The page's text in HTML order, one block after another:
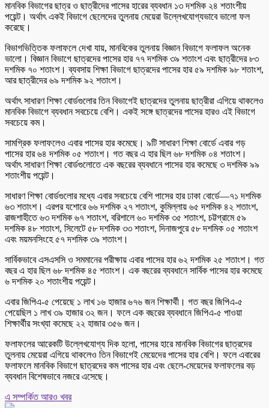
মানবিক বিভাগের ছাত্র ও ছাত্রীদের পাসের হারের ব্যবধান ১৩ দশমিক ২৪ শতাংশীয়
পয়েন্ট। অর্থাৎ একই বিভাগে ছেলেদের তুলনায় মেয়েরা উল্লেখযোগ্যভাবে ভালো ফল
করেছে।
বিভাগভিত্তিক ফলাফলে দেখা যায়, মানবিকের তুলনায় বিজ্ঞান বিভাগে ফলাফল অনেক
ভালো। বিজ্ঞান বিভাগে ছাত্রদের পাসের হার ৭৭ দশমিক ৩৯ শতাংশ এবং ছাত্রীদের ৮৩
দশমিক ৭০ শতাংশ। ব্যবসায় শিক্ষা বিভাগে ছাত্রদের পাসের হার ৫৯ দশমিক ৯৮ শতাংশ,
আর ছাত্রীদের ৬৯ দশমিক ৯২ শতাংশ।
অর্থাৎ সাধারণ শিক্ষা বোর্ডগুলোর তিন বিভাগেই ছাত্রদের তুলনায় ছাত্রীরা এগিয়ে থাকলেও
মানবিক বিভাগে ব্যবধান সবচেয়ে বেশি। একই সঙ্গে ছাত্রদের পাসের হারও এই বিভাগে
সবচেয়ে কম।
সামগ্রিক ফলাফলেও এবার পাসের হার কমেছে। ৯টি সাধারণ শিক্ষা বোর্ডে এবার গড়
পাসের হার ৬৪ দশমিক ০৫ শতাংশ। গত বছর এ হার ছিল ৬৮ দশমিক ০৪ শতাংশ।
অর্থাৎ সাধারণ শিক্ষা বোর্ডগুলোতে এক বছরের ব্যবধানে পাসের হার কমেছে ৩ দশমিক ৯৯
শতাংশীয় পয়েন্ট।
সাধারণ শিক্ষা বোর্ডগুলোর মধ্যে এবার সবচেয়ে বেশি পাসের হার ঢাকা বোর্ডে—৭১ দশমিক
৬৩ শতাংশ। এরপর যশোরে ৬৬ দশমিক ২৭ শতাংশ, কুমিল্লায় ৬৫ দশমিক ৪২ শতাংশ,
রাজশাহীতে ৬৩ দশমিক ৬৭ শতাংশ, বরিশালে ৬০ দশমিক ৩৫ শতাংশ, চট্টগ্রামে ৫৯
দশমিক ৪৮ শতাংশ, সিলেটে ৫৮ দশমিক ৩৩ শতাংশ, দিনাজপুরে ৫৮ দশমিক ০৫ শতাংশ
এবং ময়মনসিংহে ৫৭ দশমিক ৩৯ শতাংশ।
সার্বিকভাবে এসএসসি ও সমমানের পরীক্ষায় এবার পাসের হার ৬২ দশমিক ২৫ শতাংশ। গত
বছর এ হার ছিল ৬৮ দশমিক ৪৫ শতাংশ। এক বছরের ব্যবধানে সার্বিক পাসের হার কমেছে
৬ দশমিক ২০ শতাংশীয় পয়েন্ট।
এবার জিপিএ-৫ পেয়েছে ১ লাখ ১৬ হাজার ৬৭৬ জন শিক্ষার্থী। গত বছর জিপিএ-৫
পেয়েছিল ১ লাখ ৩৯ হাজার ৩২ জন। ফলে এক বছরের ব্যবধানে জিপিএ-৫ পাওয়া
শিক্ষার্থীর সংখ্যা কমেছে ২২ হাজার ৩৫৬ জন।
ফলাফলের আরেকটি উল্লেখযোগ্য দিক হলো, পাসের হারে মানবিক বিভাগের ছাত্রদের
তুলনায় মেয়েরা এগিয়ে থাকলেও তিন বিভাগেই মেয়েদের পাসের হার বেশি। ফলে এবারের
ফলাফলে মানবিক বিভাগে ছাত্রদের কম পাসের হার এবং ছেলে-মেয়েদের ফলাফলের বড়
ব্যবধান বিশেষভাবে নজরে এসেছে।
এ সম্পর্কিত আরও খবর